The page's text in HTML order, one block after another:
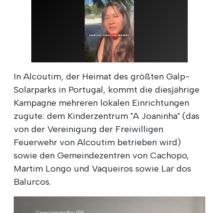
In Alcoutim, der Heimat des größten Galp-
Solarparks in Portugal, kommt die diesjährige
Kampagne mehreren lokalen Einrichtungen
zugute: dem Kinderzentrum "A Joaninha" (das
von der Vereinigung der Freiwilligen
Feuerwehr von Alcoutim betrieben wird)
sowie den Gemeindezentren von Cachopo,
Martim Longo und Vaqueiros sowie Lar dos
Balurcos.